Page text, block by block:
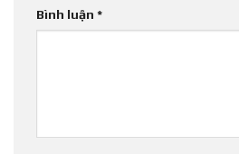
Bình luận *